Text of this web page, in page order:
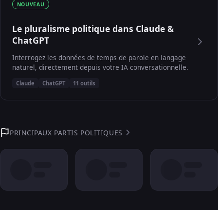
NOUVEAU
Le pluralisme politique dans Claude &
ChatGPT
Interrogez les données de temps de parole en langage
naturel, directement depuis votre IA conversationnelle.
Claude ChatGPT 11 outils
PRINCIPAUX PARTIS POLITIQUES